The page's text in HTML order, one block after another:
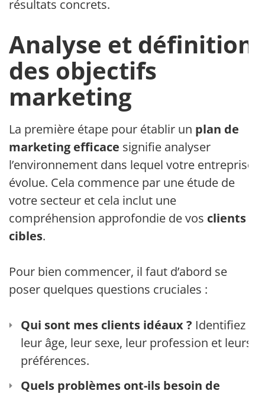
résultats concrets.
Analyse et définition
des objectifs
marketing
La première étape pour établir un plan de
marketing efficace signifie analyser
l’environnement dans lequel votre entreprise
évolue. Cela commence par une étude de
votre secteur et cela inclut une
compréhension approfondie de vos clients
cibles.
Pour bien commencer, il faut d’abord se
poser quelques questions cruciales :
Qui sont mes clients idéaux ? Identifiez
leur âge, leur sexe, leur profession et leurs
préférences.
Quels problèmes ont-ils besoin de